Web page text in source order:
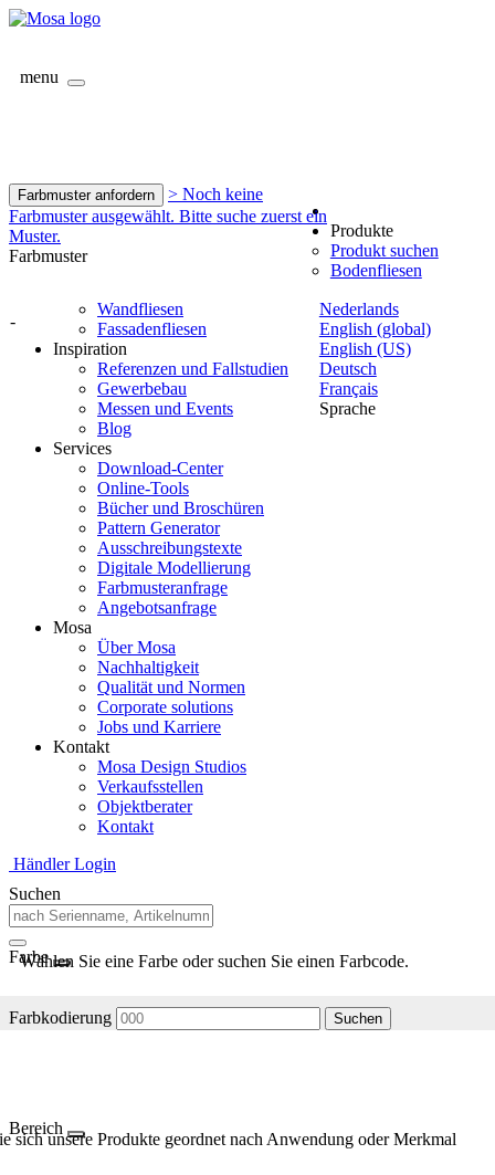
menu
Farbmuster anfordern
> Noch keine
Farbmuster ausgewählt. Bitte suche zuerst ein
Muster.
Farbmuster
-
Nederlands
English (global)
English (US)
Deutsch
Français
Sprache
Produkte
Produkt suchen
Bodenfliesen
Wandfliesen
Fassadenfliesen
Inspiration
Referenzen und Fallstudien
Gewerbebau
Messen und Events
Blog
Services
Download-Center
Online-Tools
Bücher und Broschüren
Pattern Generator
Ausschreibungstexte
Digitale Modellierung
Farbmusteranfrage
Angebotsanfrage
Mosa
Über Mosa
Nachhaltigkeit
Qualität und Normen
Corporate solutions
Jobs und Karriere
Kontakt
Mosa Design Studios
Verkaufsstellen
Objektberater
Kontakt
Händler Login
Suchen
Farbe
Wählen Sie eine Farbe oder suchen Sie einen Farbcode.
Farbkodierung Suchen
Bereich
sich unsere Produkte geordnet nach Anwendung oder Merkmal